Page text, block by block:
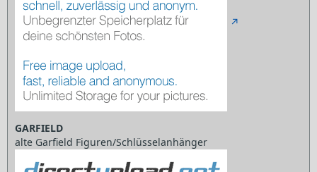
GARFIELD
alte Garfield Figuren/Schlüsselanhänger